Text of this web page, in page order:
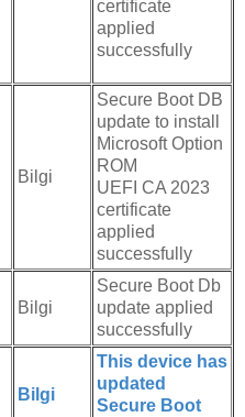
certificate
applied
successfully
Bilgi
Secure Boot DB
update to install
Microsoft Option
ROM
UEFI CA 2023
certificate
applied
successfully
Bilgi
Secure Boot Db
update applied
successfully
Bilgi
This device has
updated
Secure Boot